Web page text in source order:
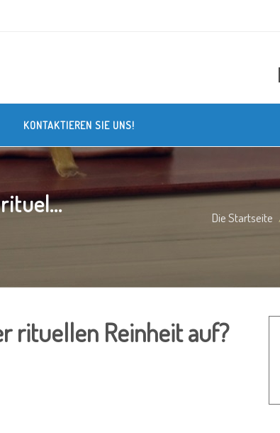
KONTAKTIEREN SIE UNS!
Die Startseite
rituellen Reinheit auf?